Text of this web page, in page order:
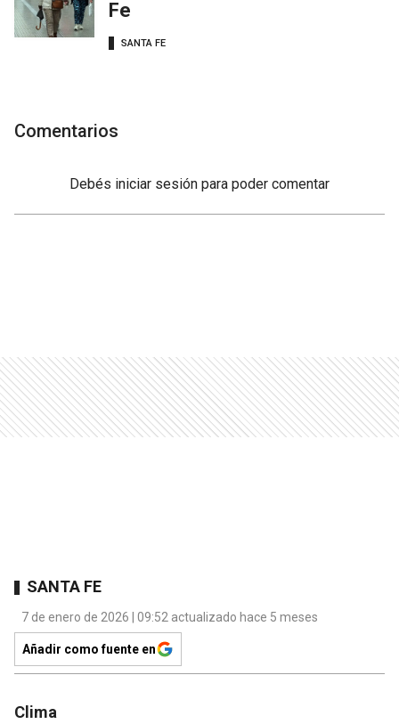
Fe
SANTA FE
Comentarios
Debés iniciar sesión para poder comentar
SANTA FE
7 de enero de 2026 | 09:52 actualizado hace 5 meses
Añadir como fuente en
Clima